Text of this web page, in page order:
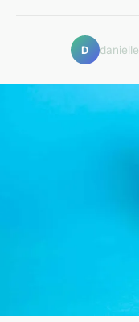
D danielle